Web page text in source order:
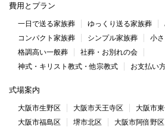
費用とプラン
一日で送る家族葬 ゆっくり送る家族葬
コンパクト家族葬
シンプル家族葬
小
格調高い一般葬
社葬・お別れの会
神式・キリスト教式・他宗教式
お支払い
式場案内
大阪市生野区 大阪市天王寺区 大阪市
大阪市福島区
堺市北区 大阪市阿倍野区